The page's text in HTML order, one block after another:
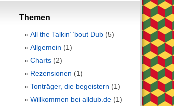
Themen
All the Talkin’ ’bout Dub (5)
Allgemein (1)
Charts (2)
Rezensionen (1)
Tonträger, die begeistern (1)
Willkommen bei alldub.de (1)